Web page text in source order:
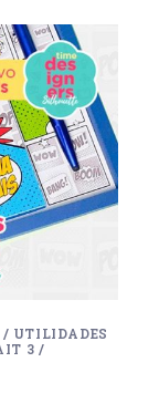
/ UTILIDADES
3 /